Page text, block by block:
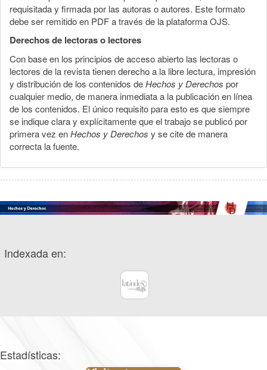
requisitada y firmada por las autoras o autores. Este formato
debe ser remitido en PDF a través de la plataforma OJS.
Derechos de lectoras o lectores
Con base en los principios de acceso abierto las lectoras o
lectores de la revista tienen derecho a la libre lectura, impresión
y distribución de los contenidos deHechos y Derechos por
cualquier medio, de manera inmediata a la publicación en línea
de los contenidos. El único requisito para esto es que siempre
se indique clara y explícitamente que el trabajo se publicó por
primera vez enHechos y Derechos y se cite de manera
correcta la fuente.
Indexada en:
Estadísticas: